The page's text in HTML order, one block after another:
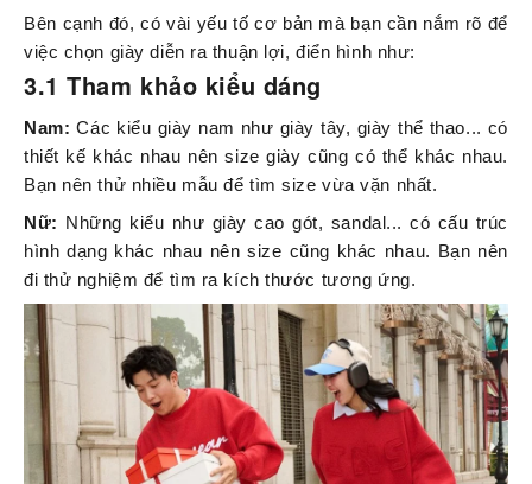
Bên cạnh đó, có vài yếu tố cơ bản mà bạn cần nắm rõ để
việc chọn giày diễn ra thuận lợi, điển hình như:
3.1 Tham khảo kiểu dáng
Nam: Các kiểu giày nam như giày tây, giày thể thao... có
thiết kế khác nhau nên size giày cũng có thể khác nhau.
Bạn nên thử nhiều mẫu để tìm size vừa vặn nhất.
Nữ: Những kiểu như giày cao gót, sandal... có cấu trúc
hình dạng khác nhau nên size cũng khác nhau. Bạn nên
đi thử nghiệm để tìm ra kích thước tương ứng.